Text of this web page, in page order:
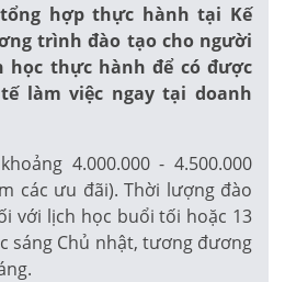
hợp thực hành tại Kế
trình đào tạo cho người
học thực hành để có được
làm việc ngay tại doanh
4.000.000 - 4.500.000
các ưu đãi). Thời lượng đào
với lịch học buổi tối hoặc 13
sáng Chủ nhật, tương đương